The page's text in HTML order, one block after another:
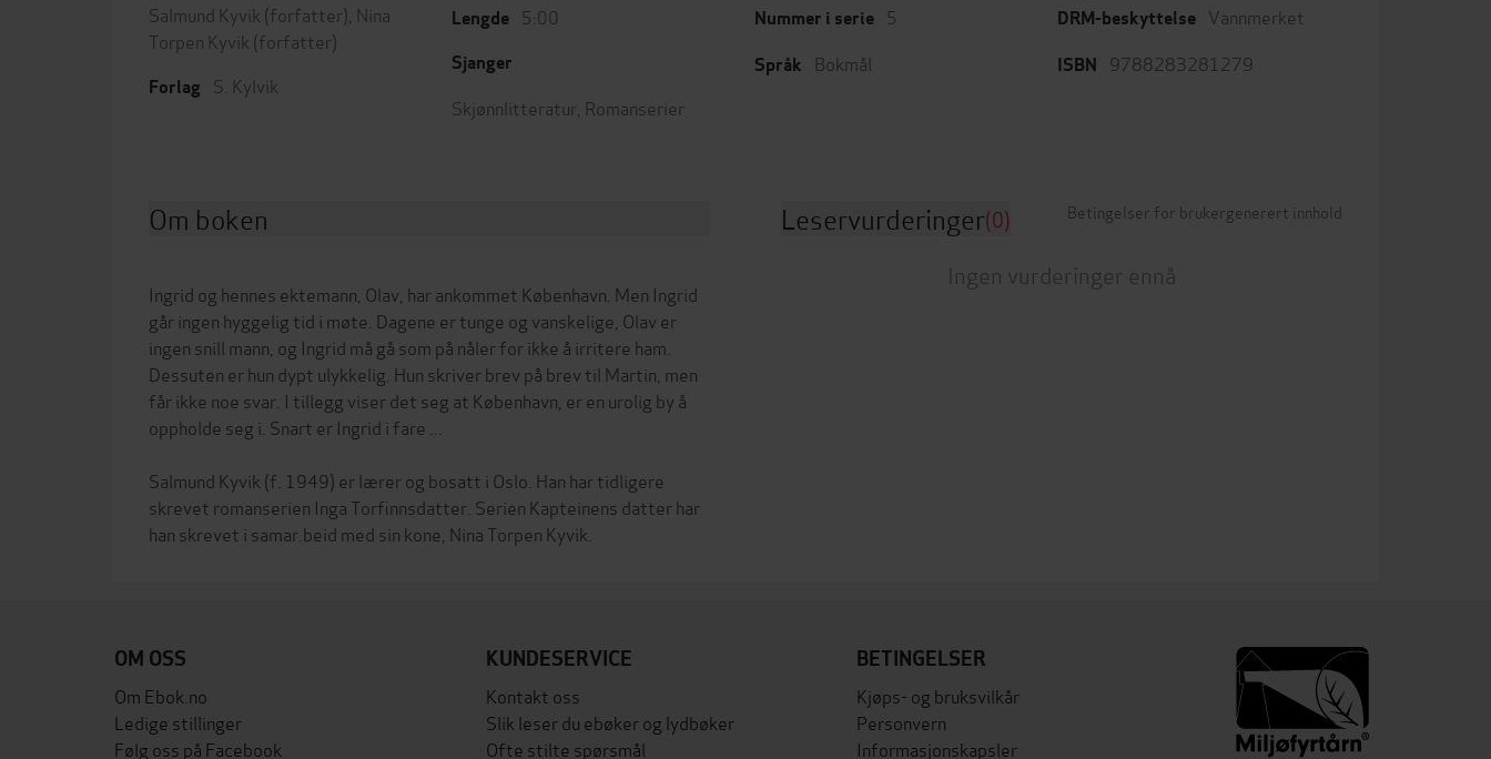
Salmund Kyvik (forfatter), Nina
Torpen Kyvik (forfatter)
Forlag S. Kylvik
Lengde 5:00
Sjanger
Skjønnlitteratur Romanserier
Nummer i serie 5
Språk Bokmål
DRM-beskyttelse Vannmerket
ISBN 9788283281279
Om boken
Ingrid og hennes ektemann, Olav, har ankommet København. Men Ingrid
går ingen hyggelig tid i møte. Dagene er tunge og vanskelige, Olav er
ingen snill mann, og Ingrid må gå som på nåler for ikke å irritere ham.
Dessuten er hun dypt ulykkelig. Hun skriver brev på brev til Martin, men
får ikke noe svar. I tillegg viser det seg at København, er en urolig by å
oppholde seg i. Snart er Ingrid i fare ...
Salmund Kyvik (f. 1949) er lærer og bosatt i Oslo. Han har tidligere
skrevet romanserien Inga Torfinnsdatter. Serien Kapteinens datter har
Leservurderinger(0) Betingelser for brukergenerert innhold
Ingen vurderinger ennå
OM OSS
Om Ebok.no
Ledige stillinger
Følg oss på Facebook
KUNDESERVICE
Kontakt oss
Slik leser du ebøker og lydbøker
Ofte stilte spørsmål
BETINGELSER
Kjøps- og bruksvilkår
Personvern
Informasjonskapsler